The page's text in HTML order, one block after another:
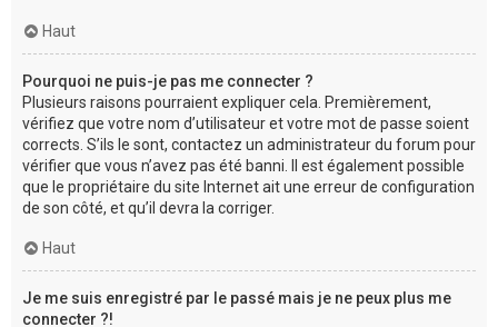
Haut
Pourquoi ne puis-je pas me connecter ?
Plusieurs raisons pourraient expliquer cela. Premièrement,
vérifiez que votre nom d’utilisateur et votre mot de passe soient
corrects. S’ils le sont, contactez un administrateur du forum pour
vérifier que vous n’avez pas été banni. Il est également possible
que le propriétaire du site Internet ait une erreur de configuration
de son côté, et qu’il devra la corriger.
Haut
Je me suis enregistré par le passé mais je ne peux plus me
connecter ?!